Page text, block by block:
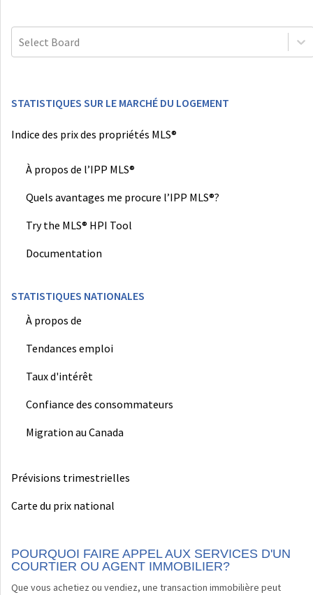
Select Board
STATISTIQUES SUR LE MARCHÉ DU LOGEMENT
Indice des prix des propriétés MLS®
À propos de l’IPP MLS®
Quels avantages me procure l’IPP MLS®?
Try the MLS® HPI Tool
Documentation
STATISTIQUES NATIONALES
À propos de
Tendances emploi
Taux d'intérêt
Confiance des consommateurs
Migration au Canada
Prévisions trimestrielles
Carte du prix national
POURQUOI FAIRE APPEL AUX SERVICES D'UN
COURTIER OU AGENT IMMOBILIER?
Que vous achetiez ou vendiez, une transaction immobilière peut